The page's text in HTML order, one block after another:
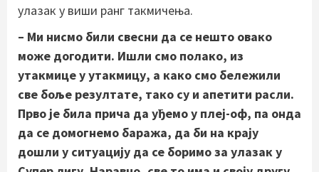
улазак у виши ранг такмичења.
– Ми нисмо били свесни да се нешто овако
може догодити. Ишли смо полако, из
утакмице у утакмицу, а како смо бележили
све боље резултате, тако су и апетити расли.
Прво је била прича да уђемо у плеј-оф, па онда
да се домогнемо баража, да би на крају
дошли у ситуацију да се боримо за улазак у